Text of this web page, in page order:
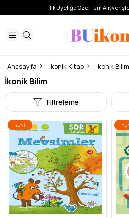
İlk Üyeliğe Özel Tüm
Anasayfa İkonik Kitap İkonik Bilim
İkonik Bilim
Filtreleme
YENI